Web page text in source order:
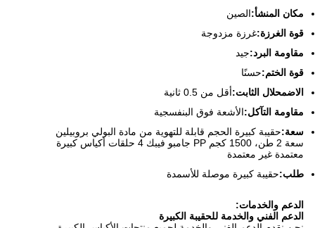
مكان المنشأ:الصين
قوة الغرزة:غرزة مزدوجة
مقاومة البرد:جيد
قوة الختم:حسنًا
الاضمحلال الثابت:أقل من 0.5 ثانية
مقاومة التآكل:الأشعة فوق البنفسجية
سعة:حقيبة كبيرة الحجم قابلة للتهوية من مادة البولي بروبيلين
سعة 2 طن، 1500 كجم PP جامبو فيبك 4 حلقات أكياس كبيرة
معتمدة غير معتمدة
طلب:حقيبة كبيرة موصلة للأسمدة
الدعم والخدمات:
الدعم الفني والخدمة للحقيبة الكبيرة